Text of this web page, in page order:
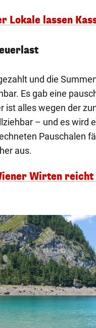
Lokale lassen
und die
Es gab eine
ist alles wegen der
– und es wird
Pauschalen
aus.
Wirten reicht